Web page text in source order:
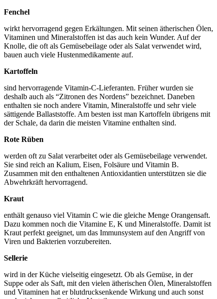
Fenchel
wirkt hervorragend gegen Erkältungen. Mit seinen ätherischen Ölen,
Vitaminen und Mineralstoffen ist das auch kein Wunder. Auf der
Knolle, die oft als Gemüsebeilage oder als Salat verwendet wird,
bauen auch viele Hustenmedikamente auf.
Kartoffeln
sind hervorragende Vitamin-C-Lieferanten. Früher wurden sie
deshalb auch als “Zitronen des Nordens” bezeichnet. Daneben
enthalten sie noch andere Vitamin, Mineralstoffe und sehr viele
sättigende Ballaststoffe. Am besten isst man Kartoffeln übrigens mit
der Schale, da darin die meisten Vitamine enthalten sind.
Rote Rüben
werden oft zu Salat verarbeitet oder als Gemüsebeilage verwendet.
Sie sind reich an Kalium, Eisen, Folsäure und Vitamin B.
Zusammen mit den enthaltenen Antioxidantien unterstützen sie die
Abwehrkräft hervorragend.
Kraut
enthält genauso viel Vitamin C wie die gleiche Menge Orangensaft.
Dazu kommen noch die Vitamine E, K und Mineralstoffe. Damit ist
Kraut perfekt geeignet, um das Immunsystem auf den Angriff von
Viren und Bakterien vorzubereiten.
Sellerie
wird in der Küche vielseitig eingesetzt. Ob als Gemüse, in der
Suppe oder als Saft, mit den vielen ätherischen Ölen, Mineralstoffen
und Vitaminen hat er blutdrucksenkende Wirkung und auch sonst